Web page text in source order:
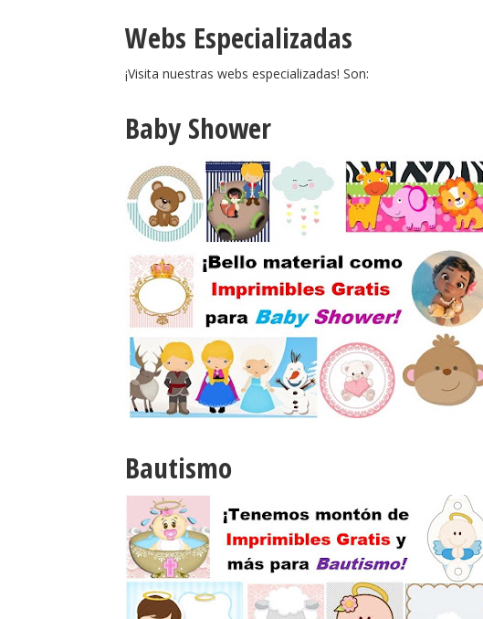
Webs Especializadas
¡Visita nuestras webs especializadas! Son:
Baby Shower
Bautismo